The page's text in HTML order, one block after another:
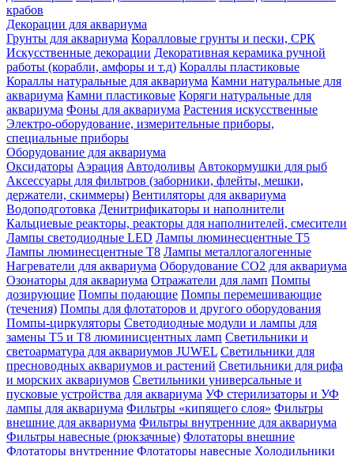
крабов
Декорации для аквариума
Грунты для аквариума Коралловые грунты и пески, СРК
Искусственные декорации Декоративная керамика ручной
работы (корабли, амфоры и т.д) Кораллы пластиковые
Кораллы натуральные для аквариума Камни натуральные для
аквариума Камни пластиковые Коряги натуральные для
аквариума Фоны для аквариума Растения искусственные
Электро-оборудование, измерительные приборы,
специальные приборы
Оборудование для аквариума
Оксидаторы Аэрация Автодоливы Автокормушки для рыб
Аксессуары для фильтров (заборники, флейты, мешки,
держатели, скиммеры) Вентиляторы для аквариума
Водоподготовка Денитрификаторы и наполнители
Кальциевые реакторы, реакторы для наполнителей, смесители
Лампы светодиодные LED Лампы люминесцентные Т5
Лампы люминесцентные Т8 Лампы металлогалогенные
Нагреватели для аквариума Оборудование CO2 для аквариума
Озонаторы для аквариума Отражатели для ламп Помпы
дозирующие Помпы подающие Помпы перемешивающие
(течения) Помпы для флотаторов и другого оборудования
Помпы-циркуляторы Светодиодные модули и лампы для
замены Т5 и Т8 люминисцентных ламп Светильники и
светоарматура для аквариумов JUWEL Светильники для
пресноводных аквариумов и растений Светильники для рифа
и морских аквариумов Светильники универсальные и
пусковые устройства для аквариума УФ стерилизаторы и УФ
лампы для аквариума Фильтры «кипящего слоя» Фильтры
внешние для аквариума Фильтры внутренние для аквариума
Фильтры навесные (рюкзачные) Флотаторы внешние
Флотаторы внутренние Флотаторы навесные Холодильники